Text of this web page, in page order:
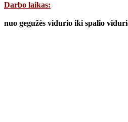
Darbo laikas:
nuo gegužės vidurio iki spalio